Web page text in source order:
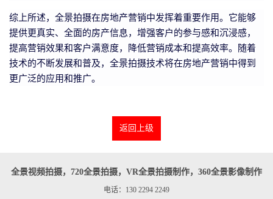
综上所述，全景拍摄在房地产营销中发挥着重要作用。它能够
提供更真实、全面的房产信息，增强客户的参与感和沉浸感，
提高营销效果和客户满意度，降低营销成本和提高效率。随着
技术的不断发展和普及，全景拍摄技术将在房地产营销中得到
更广泛的应用和推广。
返回上级
全景视频拍摄，720全景拍摄，VR全景拍摄制作，360全景影像制作
电话：130 2294 2249